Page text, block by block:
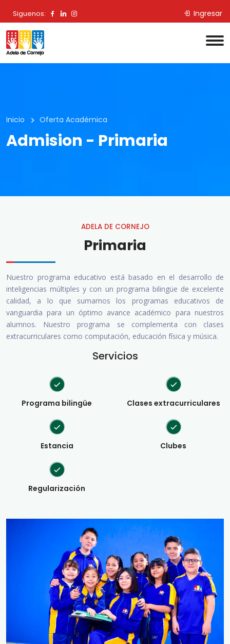
Siguenos: Ingresar
Inicio Oferta Académica
Admision - Primaria
ADELA DE CORNEJO
Primaria
Nuestro programa educativo está basado en el desarrollo de
inteligencias múltiples y con un programa bilingüe de excelente
calidad, a lo que sumamos los programas educativos de
vanguardia para un óptimo avance académico para nuestros
alumnos. Nuestro programa se complementa con clases
extracurriculares como computación, educación física y música.
Servicios
Programa bilingüe Clases extracurriculares
Estancia Clubes
Regularización